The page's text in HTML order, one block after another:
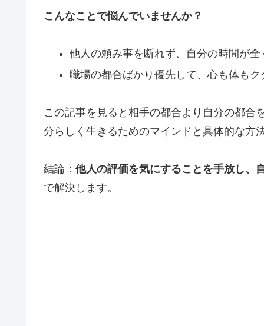
こんなことで悩んでいませんか？
他人の頼み事を断れず、自分の時間が全
職場の都合ばかり優先して、心も体も
この記事を見ると相手の都合より自分の都合
分らしく生きるためのマインドと具体的な方
結論： 他人の評価を気にすることを手放し、
で解決します。